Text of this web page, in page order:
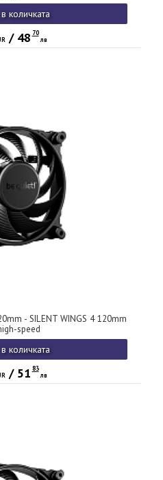
количката
/ 48 70
лв
- SILENT WINGS 4 120mm
speed
количката
/ 51 83
лв